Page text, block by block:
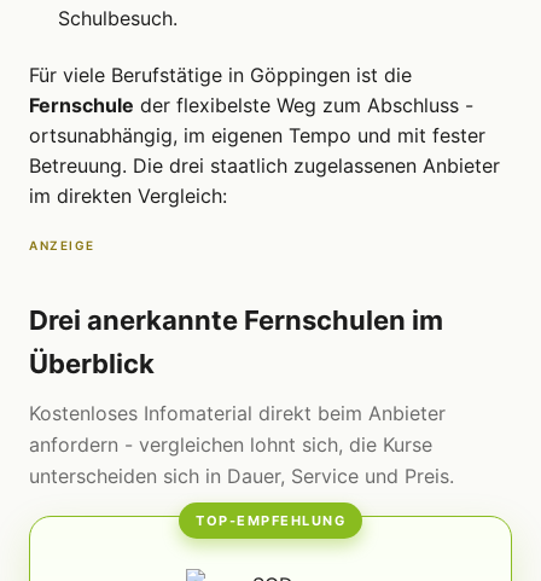
Schulbesuch.
Für viele Berufstätige in Göppingen ist die
Fernschule der flexibelste Weg zum Abschluss -
ortsunabhängig, im eigenen Tempo und mit fester
Betreuung. Die drei staatlich zugelassenen Anbieter
im direkten Vergleich:
ANZEIGE
Drei anerkannte Fernschulen im
Überblick
Kostenloses Infomaterial direkt beim Anbieter
anfordern - vergleichen lohnt sich, die Kurse
unterscheiden sich in Dauer, Service und Preis.
TOP-EMPFEHLUNG